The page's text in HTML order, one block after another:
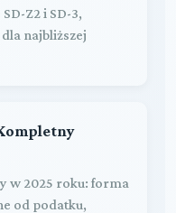
Z2 i SD-3,
najbliższej
w 2025 roku: forma
od podatku,